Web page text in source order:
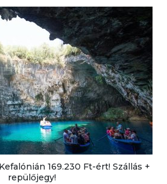
169.230 Ft-ért! Szállás +
repülőjegy!